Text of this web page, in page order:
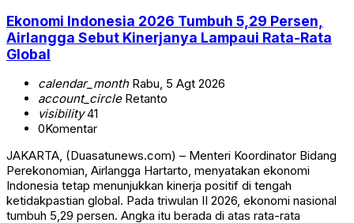
Ekonomi Indonesia 2026 Tumbuh 5,29 Persen,
Airlangga Sebut Kinerjanya Lampaui Rata-Rata
Global
calendar_monthRabu, 5 Agt 2026
account_circleRetanto
visibility41
0Komentar
JAKARTA, (Duasatunews.com) – Menteri Koordinator Bidang
Perekonomian, Airlangga Hartarto, menyatakan ekonomi
Indonesia tetap menunjukkan kinerja positif di tengah
ketidakpastian global. Pada triwulan II 2026, ekonomi nasional
tumbuh 5,29 persen. Angka itu berada di atas rata-rata